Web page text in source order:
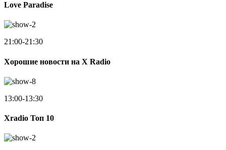
Love Paradise
21:00-21:30
Хорошие новости на X Radio
13:00-13:30
Xradio Топ 10